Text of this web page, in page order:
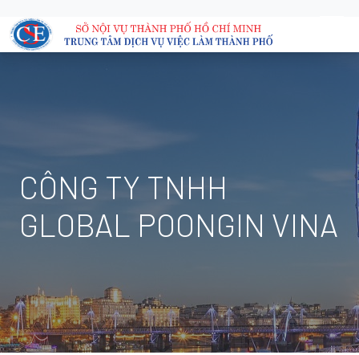
CÔNG TY TNHH
GLOBAL POONGIN VINA